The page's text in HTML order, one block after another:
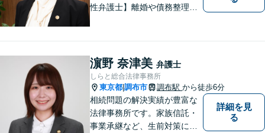
性弁護士】離婚や債務整理
す。【仙川駅５分】
濵野 奈津美 弁護士
しらと総合法律事務所
東京都 調布市 調布駅 から徒歩6分
相続問題の解決実績が豊富な
法律事務所です。家族信託・
事業承継など、生前対策にも
詳細を見
る